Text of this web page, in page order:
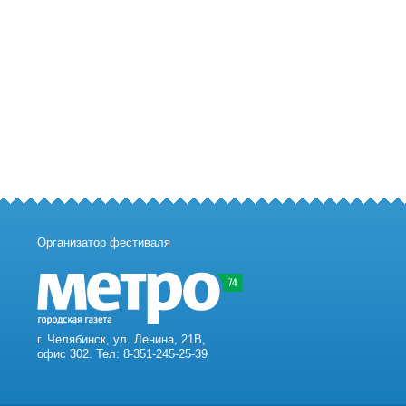
Организатор фестиваля
г. Челябинск, ул. Ленина, 21В,
офис 302. Тел: 8-351-245-25-39